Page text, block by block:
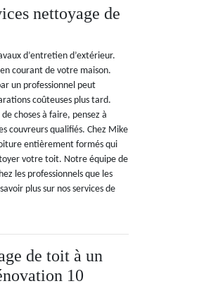
nettoyage de
d’entretien d’extérieur.
courant de votre maison.
un professionnel peut
coûteuses plus tard.
choses à faire, pensez à
couvreurs qualifiés. Chez Mike
entièrement formés qui
votre toit. Notre équipe de
les professionnels que les
plus sur nos services de
de toit à un
10